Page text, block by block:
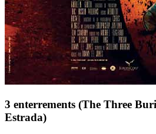
3 enterrements (The Three
Estrada)